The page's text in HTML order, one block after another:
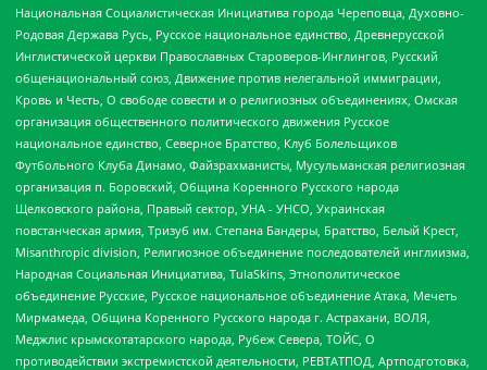
Национальная Социалистическая Инициатива города Череповца, Духовно-
Родовая Держава Русь, Русское национальное единство, Древнерусской
Инглистической церкви Православных Староверов-Инглингов, Русский
общенациональный союз, Движение против нелегальной иммиграции,
Кровь и Честь, О свободе совести и о религиозных объединениях, Омская
организация общественного политического движения Русское
национальное единство, Северное Братство, Клуб Болельщиков
Футбольного Клуба Динамо, Файзрахманисты, Мусульманская религиозная
организация п. Боровский, Община Коренного Русского народа
Щелковского района, Правый сектор, УНА - УНСО, Украинская
повстанческая армия, Тризуб им. Степана Бандеры, Братство, Белый Крест,
Misanthropic division, Религиозное объединение последователей инглиизма,
Народная Социальная Инициатива, TulaSkins, Этнополитическое
объединение Русские, Русское национальное объединение Атака, Мечеть
Мирмамеда, Община Коренного Русского народа г. Астрахани, ВОЛЯ,
Меджлис крымскотатарского народа, Рубеж Севера, ТОЙС, О
противодействии экстремистской деятельности, РЕВТАТПОД, Артподготовка,